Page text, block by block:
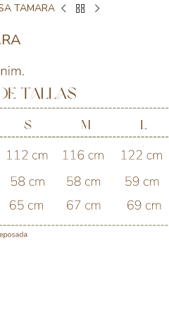
TAMARA